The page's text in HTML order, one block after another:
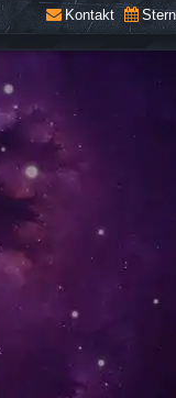
Kontakt